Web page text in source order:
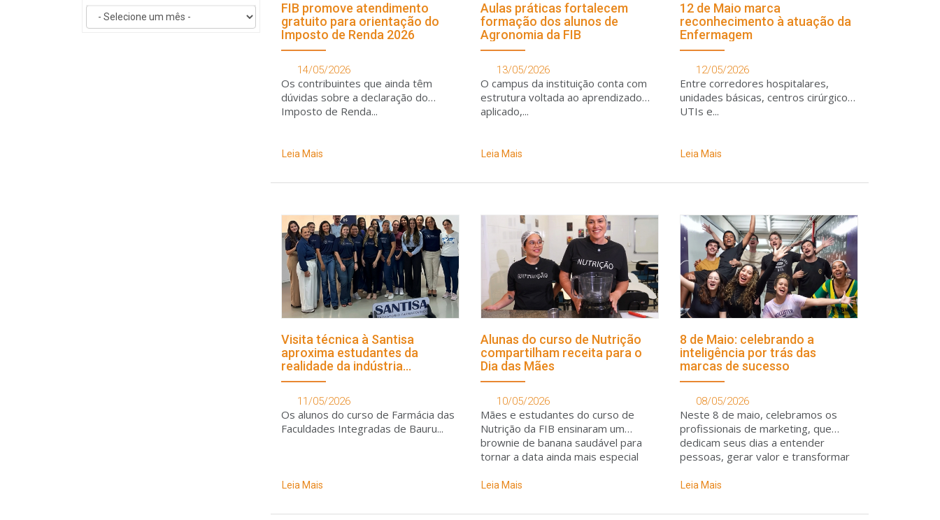
FIB promove atendimento
gratuito para orientação do
Imposto de Renda 2026
14/05/2026
Os contribuintes que ainda têm
dúvidas sobre a declaração do
Imposto de Renda...
Leia Mais
Aulas práticas fortalecem
formação dos alunos de
Agronomia da FIB
13/05/2026
O campus da instituição conta com
estrutura voltada ao aprendizado
aplicado,...
Leia Mais
12 de Maio marca
reconhecimento à atuação da
Enfermagem
12/05/2026
Entre corredores hospitalares,
unidades básicas, centros cirúrgicos,
UTIs e...
Leia Mais
Visita técnica à Santisa
aproxima estudantes da
realidade da indústria
farmacêutica
11/05/2026
Os alunos do curso de Farmácia das
Faculdades Integradas de Bauru...
Leia Mais
Alunas do curso de Nutrição
compartilham receita para o
Dia das Mães
10/05/2026
Mães e estudantes do curso de
Nutrição da FIB ensinaram um
brownie de banana saudável para
tornar a data ainda mais especial
Leia Mais
8 de Maio: celebrando a
inteligência por trás das
marcas de sucesso
08/05/2026
Neste 8 de maio, celebramos os
profissionais de marketing, que
dedicam seus dias a entender
pessoas, gerar valor e transformar
Leia Mais